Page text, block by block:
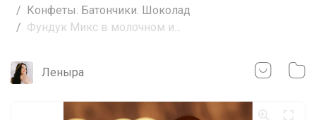
Конфеты. Батончики. Шоколад
Фундук Микс в молочном и...
Леныра